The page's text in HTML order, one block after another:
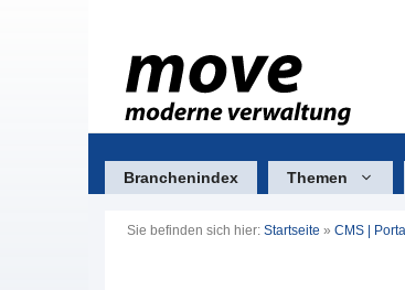
Branchenindex Themen
Sie befinden sich hier: Startseite » CMS |